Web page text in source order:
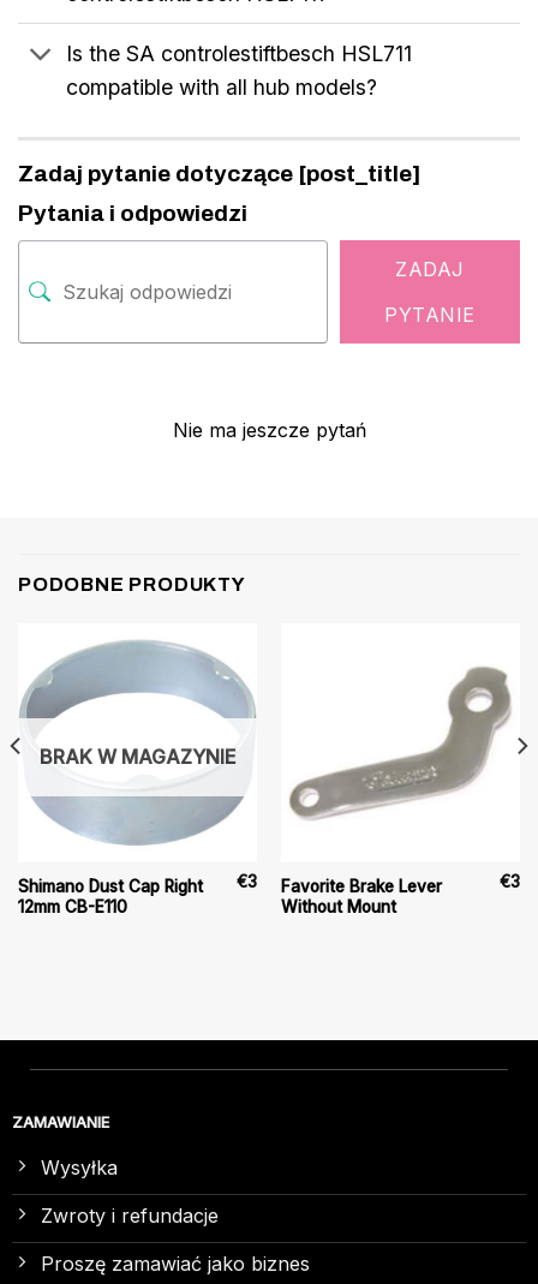
Is the SA controlestiftbesch HSL711
compatible with all hub models?
Zadaj pytanie dotyczące [post_title]
Pytania i odpowiedzi
ZADAJ
PYTANIE
Nie ma jeszcze pytań
PODOBNE PRODUKTY
BRAK W MAGAZYNIE
Shimano Dust Cap Right
12mm CB-E110
€3
Favorite Brake Lever
Without Mount
€3
ZAMAWIANIE
Wysyłka
Zwroty i refundacje
Proszę zamawiać jako biznes